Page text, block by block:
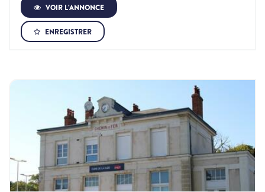
VOIR L’ANNONCE
ENREGISTRER